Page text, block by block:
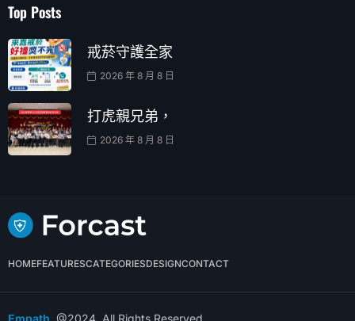
Top Posts
戒菸守護全家
2026 年 8 月 8 日
打虎親兄弟，
2026 年 8 月 8 日
HOMEFEATURESCATEGORIESDESIGNCONTACT
Empath @2024. All Rights Reserved.